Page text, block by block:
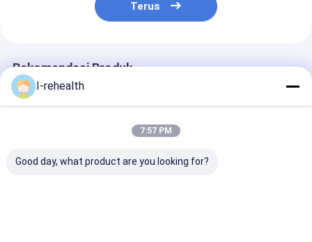
Terus
Rekomendasi Produk
I-rehealth
7:57 PM
Good day, what product are you looking for?